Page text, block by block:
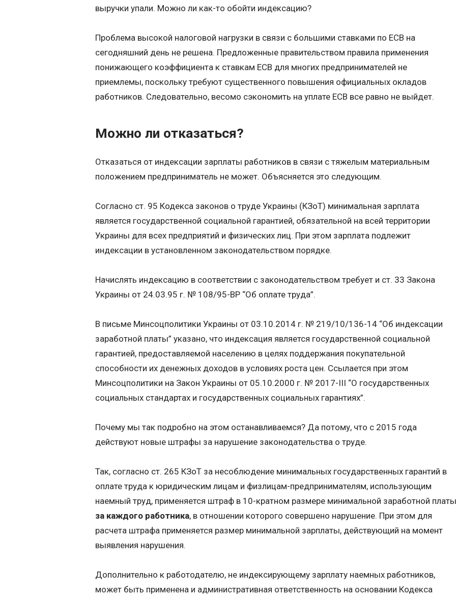
выручки упали. Можно ли как-то обойти индексацию?
Проблема высокой налоговой нагрузки в связи с большими ставками по ЕСВ на
сегодняшний день не решена. Предложенные правительством правила применения
понижающего коэффициента к ставкам ЕСВ для многих предпринимателей не
приемлемы, поскольку требуют существенного повышения официальных окладов
работников. Следовательно, весомо сэкономить на уплате ЕСВ все равно не выйдет.
Можно ли отказаться?
Отказаться от индексации зарплаты работников в связи с тяжелым материальным
положением предприниматель не может. Объясняется это следующим.
Согласно ст. 95 Кодекса законов о труде Украины (КЗоТ) минимальная зарплата
является государственной социальной гарантией, обязательной на всей территории
Украины для всех предприятий и физических лиц. При этом зарплата подлежит
индексации в установленном законодательством порядке.
Начислять индексацию в соответствии с законодательством требует и ст. 33 Закона
Украины от 24.03.95 г. № 108/95-ВР “Об оплате труда”.
В письме Минсоцполитики Украины от 03.10.2014 г. № 219/10/136-14 “Об индексации
заработной платы” указано, что индексация является государственной социальной
гарантией, предоставляемой населению в целях поддержания покупательной
способности их денежных доходов в условиях роста цен. Ссылается при этом
Минсоцполитики на Закон Украины от 05.10.2000 г. № 2017-III “О государственных
социальных стандартах и государственных социальных гарантиях”.
Почему мы так подробно на этом останавливаемся? Да потому, что с 2015 года
действуют новые штрафы за нарушение законодательства о труде.
Так, согласно ст. 265 КЗоТ за несоблюдение минимальных государственных гарантий в
оплате труда к юридическим лицам и физлицам-предпринимателям, использующим
наемный труд, применяется штраф в 10-кратном размере минимальной заработной платы
за каждого работника, в отношении которого совершено нарушение. При этом для
расчета штрафа применяется размер минимальной зарплаты, действующий на момент
выявления нарушения.
Дополнительно к работодателю, не индексирующему зарплату наемных работников,
может быть применена и административная ответственность на основании Кодекса